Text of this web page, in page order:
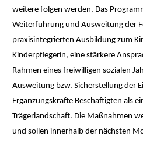
weitere folgen werden. Das
Weiterführung und Ausweitung der
praxisintegrierten Ausbildung zum
Kinderpflegerin, eine stärkere
Rahmen eines freiwilligen sozialen
Ausweitung bzw. Sicherstellung der
Ergänzungskräfte Beschäftigten als
Trägerlandschaft. Die Maßnahmen
und sollen innerhalb der nächsten